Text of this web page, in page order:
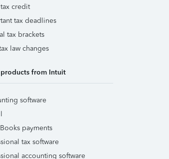
credit
tax deadlines
tax brackets
law changes
from Intuit
software
payments
tax software
accounting software